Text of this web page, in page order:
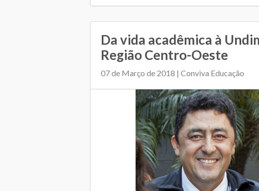
Da vida acadêmica à
Região Centro-Oeste
07 de Março de 2018 | Conviva Educação